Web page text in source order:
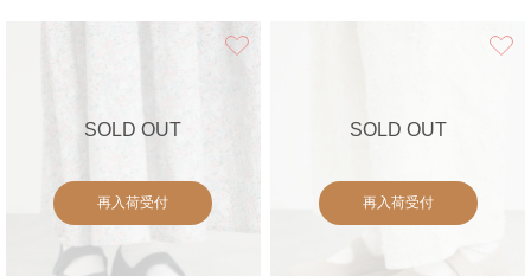
SOLD OUT
再入荷受付
SOLD OUT
再入荷受付